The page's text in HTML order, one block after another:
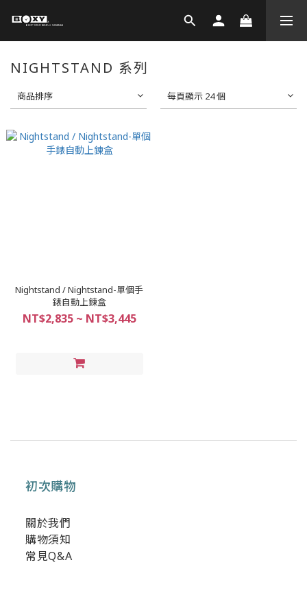
NIGHTSTAND 系列
商品排序 每頁顯示 24 個
Nightstand / Nightstand-單個手
錶自動上鍊盒
NT$2,835 ~ NT$3,445
初次購物
關於我們
購物須知
常見Q&A